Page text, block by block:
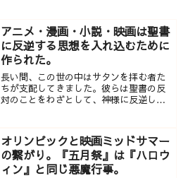
アニメ・漫画・小説・映画は聖書
に反逆する思想を入れ込むために
作られた。
長い間、この世の中はサタンを拝む者た
ちが支配してきました。彼らは聖書の反
対のことをわざとして、神様に反逆して
してきたアニメ・漫画...
オリンピックと映画ミッドサマー
の繋がり。『五月祭』は『ハロウ
ィン』と同じ悪魔行事。